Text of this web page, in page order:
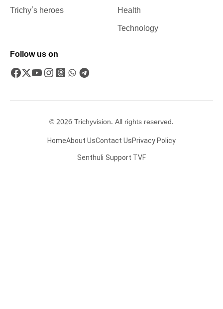
Trichy’s heroes
Health
Technology
Follow us on
© 2026 Trichyvision. All rights reserved.
HomeAbout UsContact UsPrivacy Policy
Senthuli Support TVF